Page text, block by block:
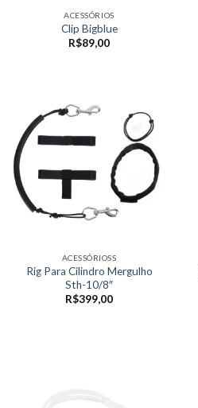
ACESSÓRIOS
Clip Bigblue
R$89,00
ACESSÓRIOSS
Rig Para Cilindro Mergulho
Sth-10/8″
R$399,00